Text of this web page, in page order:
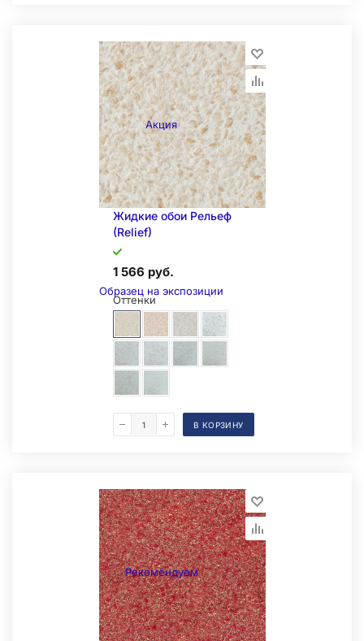
Образец на экспозиции
Акция
Образец на экспозиции
Жидкие обои Рельеф
(Relief)
1 566 руб.
Оттенки
В КОРЗИНУ
Рекомендуем